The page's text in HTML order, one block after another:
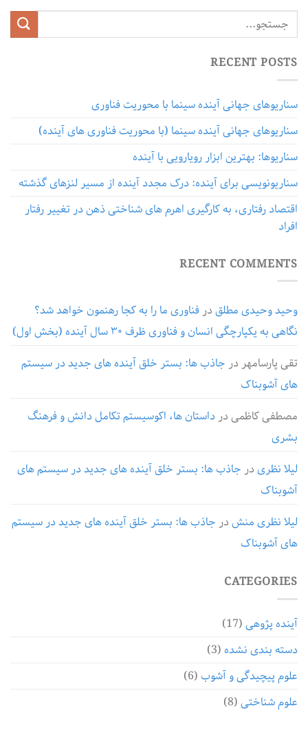
RECENT POSTS
سناریوهای جهانی آینده سینما با محوریت فناوری
سناریوهای جهانی آینده سینما (با محوریت فناوری های آینده)
سناریوها: بهترین ابزار رویارویی با آینده
سناریونویسی برای آینده: درک مجدد آینده از مسیر لنزهای گذشته
اقتصاد رفتاری، به کارگیری اهرم های شناختی ذهن در تغییر رفتار
افراد
RECENT COMMENTS
وحید وحیدی مطلقدرفناوری ما را به کجا رهنمون خواهد شد؟
نگاهی به یکپارچگی انسان و فناوری ظرف ۳۰ سال آینده (بخش اول)
تقی پارسامهردرجاذب ها: بستر خلق آینده های جدید در سیستم
های آشوبناک
مصطفی کاظمیدرداستان ها، اکوسیستم تکامل دانش و فرهنگ
بشری
لیلا نظریدرجاذب ها: بستر خلق آینده های جدید در سیستم های
آشوبناک
لیلا نظری منشدرجاذب ها: بستر خلق آینده های جدید در سیستم
های آشوبناک
CATEGORIES
آینده پژوهی(17)
دسته بندی نشده(3)
علوم پیچیدگی و آشوب(6)
علوم شناختی(8)